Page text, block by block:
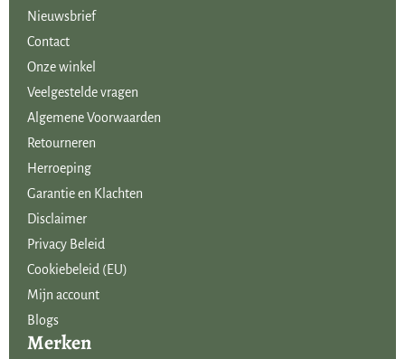
Nieuwsbrief
Contact
Onze winkel
Veelgestelde vragen
Algemene Voorwaarden
Retourneren
Herroeping
Garantie en Klachten
Disclaimer
Privacy Beleid
Cookiebeleid (EU)
Mijn account
Blogs
Merken